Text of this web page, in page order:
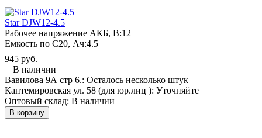
Star DJW12-4.5
Рабочее напряжение АКБ, B:12
Емкость по С20, Ач:4.5
945 руб.
В наличии
Вавилова 9А стр 6.: Осталось несколько штук
Кантемировская ул. 58 (для юр.лиц ): Уточняйте
Оптовый склад: В наличии
В корзину